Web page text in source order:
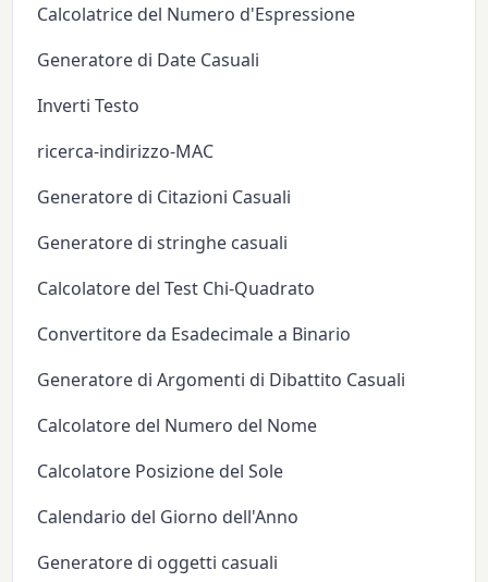
Calcolatrice del Numero d'Espressione
Generatore di Date Casuali
Inverti Testo
ricerca-indirizzo-MAC
Generatore di Citazioni Casuali
Generatore di stringhe casuali
Calcolatore del Test Chi-Quadrato
Convertitore da Esadecimale a Binario
Generatore di Argomenti di Dibattito Casuali
Calcolatore del Numero del Nome
Calcolatore Posizione del Sole
Calendario del Giorno dell'Anno
Generatore di oggetti casuali